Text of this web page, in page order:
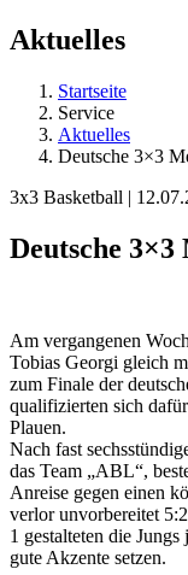
Aktuelles
Startseite
Service
Aktuelles
Deutsche 3×3
3x3 Basketball |
Deutsche
Am vergangenen
Tobias Georgi gleich
zum Finale der
qualifizierten sich
Plauen.
Nach fast
das Team „ABL“,
Anreise gegen einen
verlor unvorbereitet
1 gestalteten die
gute Akzente setzen.